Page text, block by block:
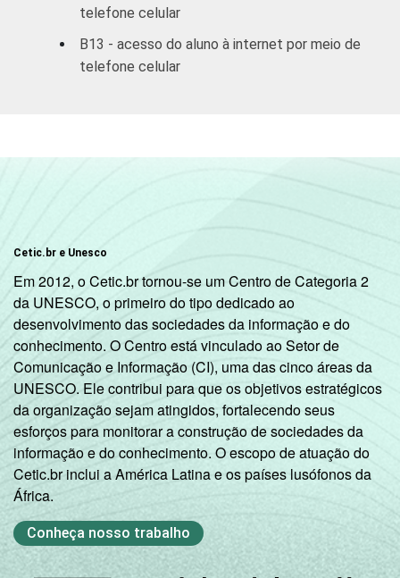
telefone celular
B13 - acesso do aluno à internet por meio de
telefone celular
Cetic.br e Unesco
Em 2012, o Cetic.br tornou-se um Centro de Categoria 2
da UNESCO, o primeiro do tipo dedicado ao
desenvolvimento das sociedades da informação e do
conhecimento. O Centro está vinculado ao Setor de
Comunicação e Informação (CI), uma das cinco áreas da
UNESCO. Ele contribui para que os objetivos estratégicos
da organização sejam atingidos, fortalecendo seus
esforços para monitorar a construção de sociedades da
informação e do conhecimento. O escopo de atuação do
Cetic.br inclui a América Latina e os países lusófonos da
África.
Conheça nosso trabalho